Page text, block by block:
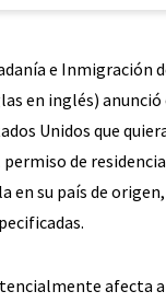
e Inmigración
en inglés)
Unidos que
de
en su país de
afecta